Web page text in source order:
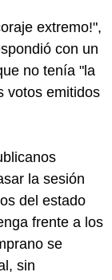
extremo!",
con un
no tenía "la
votos emitidos
la sesión
del estado
frente a los
se
sin